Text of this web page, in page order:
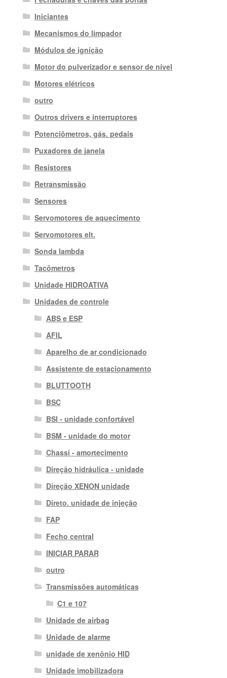
Iniciantes
Mecanismos do limpador
Módulos de ignição
Motor do pulverizador e sensor de nível
Motores elétricos
outro
Outros drivers e interruptores
Potenciômetros, gás. pedais
Puxadores de janela
Resistores
Retransmissão
Sensores
Servomotores de aquecimento
Servomotores elt.
Sonda lambda
Tacômetros
Unidade HIDROATIVA
Unidades de controle
ABS e ESP
AFIL
Aparelho de ar condicionado
Assistente de estacionamento
BLUTTOOTH
BSC
BSI - unidade confortável
BSM - unidade do motor
Chassi - amortecimento
Direção hidráulica - unidade
Direção XENON unidade
Direto. unidade de injeção
FAP
Fecho central
INICIAR PARAR
outro
Transmissões automáticas
C1 e 107
Unidade de airbag
Unidade de alarme
unidade de xenônio HID
Unidade imobilizadora